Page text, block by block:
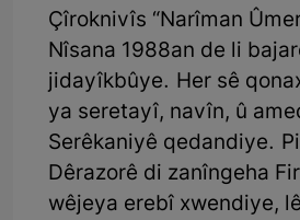
Çîroknivîs “Narîman
Nîsana 1988an de li
jidayîkbûye. Her sê
ya seretayî, navîn, û
Serêkaniyê qedandiye.
Dêrazorê di zanîngeha
wêjeya erebî xwendiye,